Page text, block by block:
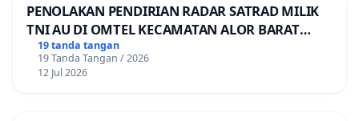
PENOLAKAN PENDIRIAN RADAR SATRAD MILIK
TNI AU DI OMTEL KECAMATAN ALOR BARAT
LAUT, KABUPATEN ALOR
19 tanda tangan
19 Tanda Tangan / 2026
12 Jul 2026